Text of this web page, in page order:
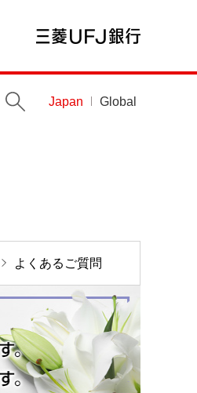
Japan Global
よくあるご質問